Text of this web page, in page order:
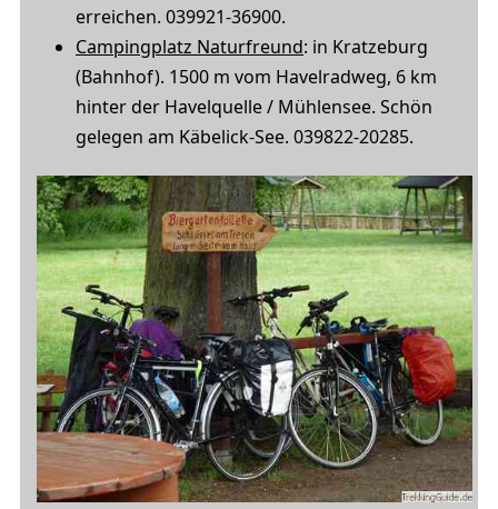
erreichen. 039921-36900.
Campingplatz Naturfreund: in Kratzeburg
(Bahnhof). 1500 m vom Havelradweg, 6 km
hinter der Havelquelle / Mühlensee. Schön
gelegen am Käbelick-See. 039822-20285.